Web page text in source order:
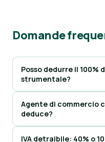
Domande
Posso dedurre il 100%
strumentale?
Agente di commercio
deduce?
IVA detraibile: 40% o